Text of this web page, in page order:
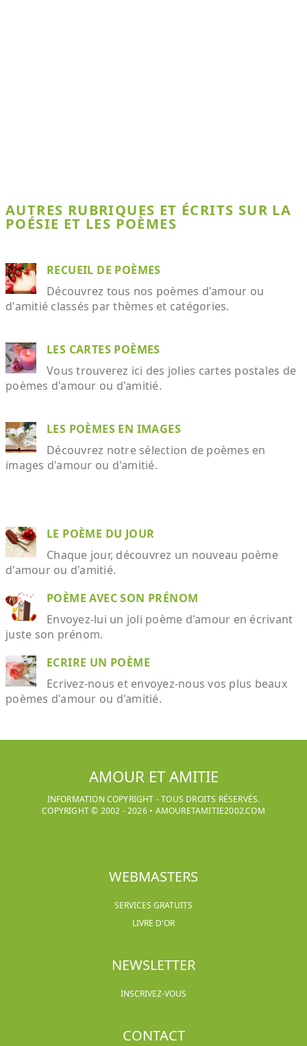
AUTRES RUBRIQUES ET ÉCRITS SUR LA
POÉSIE ET LES POÈMES
RECUEIL DE POÈMES
Découvrez tous nos poèmes d'amour ou
d'amitié classés par thèmes et catégories.
LES CARTES POÈMES
Vous trouverez ici des jolies cartes postales de
poèmes d'amour ou d'amitié.
LES POÈMES EN IMAGES
Découvrez notre sélection de poèmes en
images d'amour ou d'amitié.
LE POÈME DU JOUR
Chaque jour, découvrez un nouveau poème
d'amour ou d'amitié.
POÈME AVEC SON PRÉNOM
Envoyez-lui un joli poème d'amour en écrivant
juste son prénom.
ECRIRE UN POÈME
Ecrivez-nous et envoyez-nous vos plus beaux
poèmes d'amour ou d'amitié.
AMOUR ET AMITIE
INFORMATION COPYRIGHT - TOUS DROITS RÉSERVÉS.
COPYRIGHT © 2002 -2026• AMOURETAMITIE2002.COM
WEBMASTERS
SERVICES GRATUITS
LIVRE D'OR
NEWSLETTER
INSCRIVEZ-VOUS
CONTACT